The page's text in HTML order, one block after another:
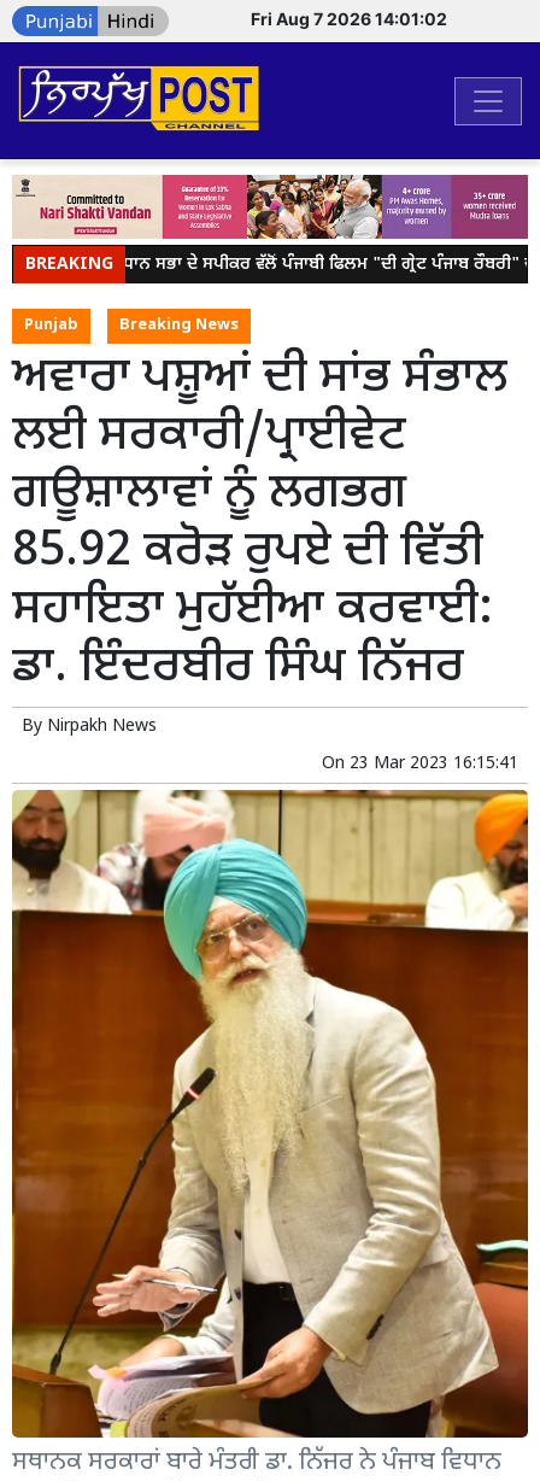
Fri Aug 7 2026 14:01:02
BREAKING
ਪੰਜਾਬ ਵਿਧਾਨ ਸਭਾ ਦੇ ਸਪੀਕਰ ਵੱਲੋਂ ਪੰਜਾਬੀ ਫਿਲਮ "ਦੀ ਗ੍ਰੇਟ ਪੰਜਾਬ ਰੌਬਰੀ" ਦੀ
Punjab Breaking News
ਅਵਾਰਾ ਪਸ਼ੂਆਂ ਦੀ ਸਾਂਭ ਸੰਭਾਲ
ਲਈ ਸਰਕਾਰੀ/ਪ੍ਰਾਈਵੇਟ
ਗਊਸ਼ਾਲਾਵਾਂ ਨੂੰ ਲਗਭਗ
85.92 ਕਰੋੜ ਰੁਪਏ ਦੀ ਵਿੱਤੀ
ਸਹਾਇਤਾ ਮੁਹੱਈਆ ਕਰਵਾਈ:
ਡਾ. ਇੰਦਰਬੀਰ ਸਿੰਘ ਨਿੱਜਰ
By Nirpakh News
On 23 Mar 2023 16:15:41
ਸਥਾਨਕ ਸਰਕਾਰਾਂ ਬਾਰੇ ਮੰਤਰੀ ਡਾ. ਨਿੱਜਰ ਨੇ ਪੰਜਾਬ ਵਿਧਾਨ